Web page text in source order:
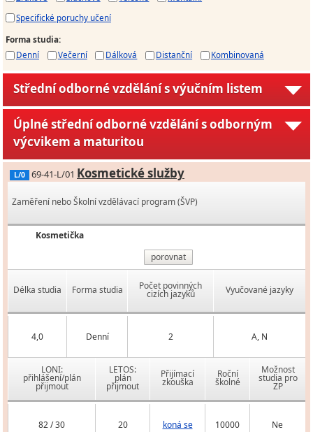
Specifické poruchy učení
Forma studia:
Denní
Večerní Dálková Distanční Kombinovaná
Střední odborné vzdělání s výučním listem
Úplné střední odborné vzdělání s odborným
výcvikem a maturitou
L/0 69-41-L/01 Kosmetické služby
Zaměření nebo Školní vzdělávací program (ŠVP)
Kosmetička
porovnat
Délka studia Forma studia Počet povinných
cizích jazyků Vyučované jazyky
4,0 Denní 2 A, N
LONI:
přihlášení/plán
přijmout
LETOS:
plán
přijmout
Přijímací
zkouška
Roční
školné
Možnost
studia pro
ZP
82 / 30 20 koná se 10000 Ne